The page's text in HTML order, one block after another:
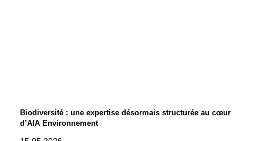
Biodiversité : une expertise désormais structurée au cœur
d’AIA Environnement